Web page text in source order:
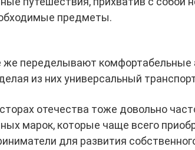
предметы.
же переделывают комфортабельные
из них универсальный
отечества тоже довольно
марок, которые чаще всего
для развития